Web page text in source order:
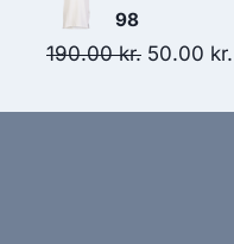
145.00 kr..
98
190.00kr. Original
50.00 kr.